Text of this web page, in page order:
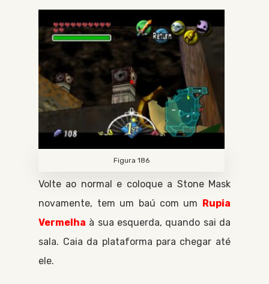
Figura 186
Volte ao normal e coloque a Stone Mask
novamente, tem um baú com um Rupia
Vermelha à sua esquerda, quando sai da
sala. Caia da plataforma para chegar até
ele.